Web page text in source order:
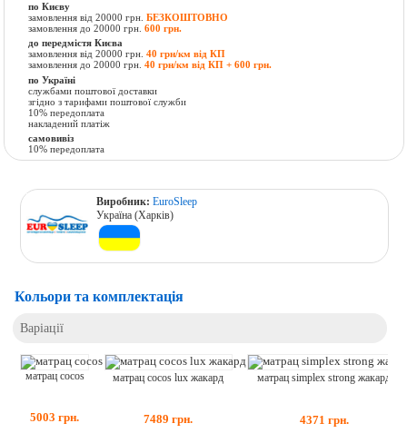
по Києву
замовлення від 20000 грн.БЕЗКОШТОВНО
замовлення до 20000 грн.600 грн.
до передмістя Києва
замовлення від 20000 грн.40 грн/км від КП
замовлення до 20000 грн.40 грн/км від КП + 600 грн.
по Україні
службами поштової доставки
згідно з тарифами поштової служби
10% передоплата
накладений платіж
самовивіз
10% передоплата
Виробник:EuroSleep
Україна (Харків)
Кольори та комплектація
Варіації
матрац cocos
5003 грн.
матрац cocos lux жакард
7489 грн.
матрац simplex strong жакард
4371 грн.